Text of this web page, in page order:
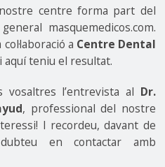
centre forma part del
masquemedicos.com.
a Centre Dental
aquí teniu el resultat.
l’entrevista al Dr.
, professional del nostre
I recordeu, davant de
en contactar amb